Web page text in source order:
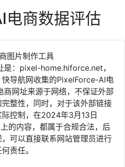
商数据评估
图片制作工具
是：pixel-home.hiforce.net，
快导航网收集的PixelForce-AI电
网址来源于网络，不保证外部
整性，同时，对于该外部链接
控制，在2024年3月13日
的内容，都属于合规合法，后
可以直接联系网站管理员进行
责任。